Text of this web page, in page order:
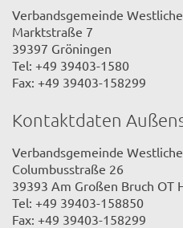
Verbandsgemeinde
Marktstraße 7
39397 Gröningen
Tel: +49 39403-1580
Fax: +49 39403-158299
Kontaktdaten
Verbandsgemeinde
Columbusstraße 26
39393 Am Großen Bruch OT
Tel: +49 39403-158850
Fax: +49 39403-158299